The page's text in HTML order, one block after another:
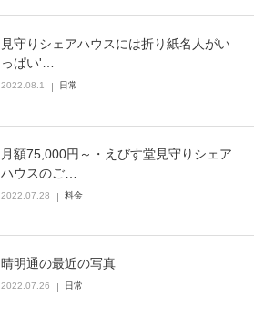
見守りシェアハウスには折り紙名人がい
っぱい'…
2022.08.1 日常
月額75,000円～・えびす堂見守りシェア
ハウスのご…
2022.07.28 料金
晴明通の最近の写真
2022.07.26 日常